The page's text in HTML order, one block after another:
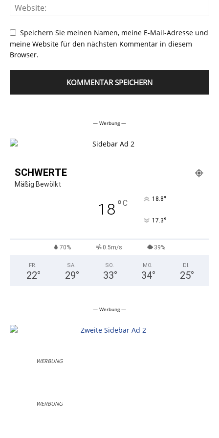
Speichern Sie meinen Namen, meine E-Mail-Adresse und
meine Website für den nächsten Kommentar in diesem
Browser.
— Werbung —
SCHWERTE
Mäßig Bewölkt
18°C 18.8°
17.3°
70% 0.5m/s 39%
FR.
22°
SA.
29°
SO.
33°
MO.
34°
DI.
25°
— Werbung —
WERBUNG
WERBUNG